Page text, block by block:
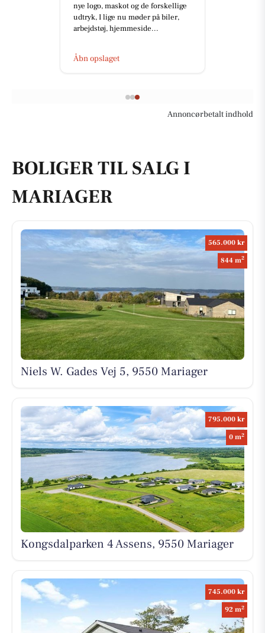
nye logo, maskot og de forskellige
udtryk, I lige nu møder på biler,
arbejdstøj, hjemmeside...
Åbn opslaget
Annoncørbetalt indhold
BOLIGER TIL SALG I
MARIAGER
565.000 kr
844 m2
Niels W. Gades Vej 5, 9550 Mariager
795.000 kr
0 m2
Kongsdalparken 4 Assens, 9550 Mariager
745.000 kr
92 m2